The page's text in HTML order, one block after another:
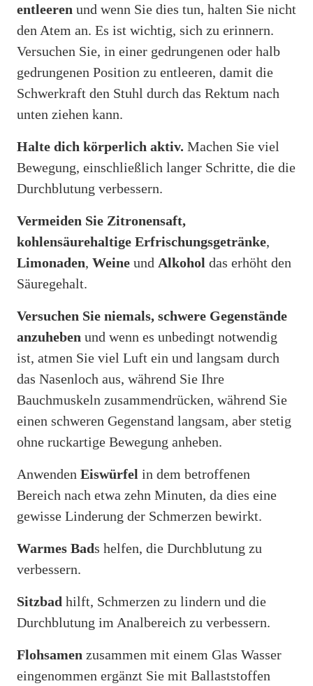
entleeren und wenn Sie dies tun, halten Sie nicht
den Atem an. Es ist wichtig, sich zu erinnern.
Versuchen Sie, in einer gedrungenen oder halb
gedrungenen Position zu entleeren, damit die
Schwerkraft den Stuhl durch das Rektum nach
unten ziehen kann.
Halte dich körperlich aktiv. Machen Sie viel
Bewegung, einschließlich langer Schritte, die die
Durchblutung verbessern.
Vermeiden Sie Zitronensaft,
kohlensäurehaltige Erfrischungsgetränke,
Limonaden, Weine und Alkohol das erhöht den
Säuregehalt.
Versuchen Sie niemals, schwere Gegenstände
anzuheben und wenn es unbedingt notwendig
ist, atmen Sie viel Luft ein und langsam durch
das Nasenloch aus, während Sie Ihre
Bauchmuskeln zusammendrücken, während Sie
einen schweren Gegenstand langsam, aber stetig
ohne ruckartige Bewegung anheben.
Anwenden Eiswürfel in dem betroffenen
Bereich nach etwa zehn Minuten, da dies eine
gewisse Linderung der Schmerzen bewirkt.
Warmes Bads helfen, die Durchblutung zu
verbessern.
Sitzbad hilft, Schmerzen zu lindern und die
Durchblutung im Analbereich zu verbessern.
Flohsamen zusammen mit einem Glas Wasser
eingenommen ergänzt Sie mit Ballaststoffen